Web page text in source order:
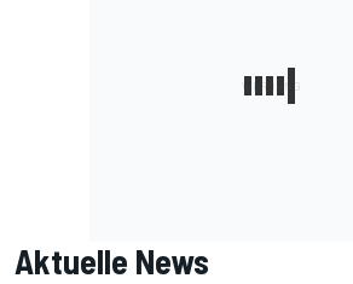
Aktuelle News